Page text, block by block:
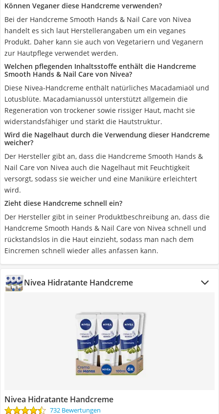
Können Veganer diese Handcreme verwenden?
Bei der Handcreme Smooth Hands & Nail Care von Nivea
handelt es sich laut Herstellerangaben um ein veganes
Produkt. Daher kann sie auch von Vegetariern und Veganern
zur Hautpflege verwendet werden.
Welchen pflegenden Inhaltsstoffe enthält die Handcreme
Smooth Hands & Nail Care von Nivea?
Diese Nivea-Handcreme enthält natürliches Macadamiaöl und
Lotusblüte. Macadamianussöl unterstützt allgemein die
Regeneration von trockener sowie rissiger Haut, macht sie
widerstandsfähiger und stärkt die Hautstruktur.
Wird die Nagelhaut durch die Verwendung dieser Handcreme
weicher?
Der Hersteller gibt an, dass die Handcreme Smooth Hands &
Nail Care von Nivea auch die Nagelhaut mit Feuchtigkeit
versorgt, sodass sie weicher und eine Maniküre erleichtert
wird.
Zieht diese Handcreme schnell ein?
Der Hersteller gibt in seiner Produktbeschreibung an, dass die
Handcreme Smooth Hands & Nail Care von Nivea schnell und
rückstandslos in die Haut einzieht, sodass man nach dem
Eincremen schnell wieder alles anfassen kann.
Nivea Hidratante Handcreme
Nivea Hidratante Handcreme
732 Bewertungen